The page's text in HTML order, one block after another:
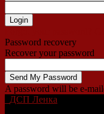
Password recovery
Recover your password
A password will be e-
ДСП Ленка